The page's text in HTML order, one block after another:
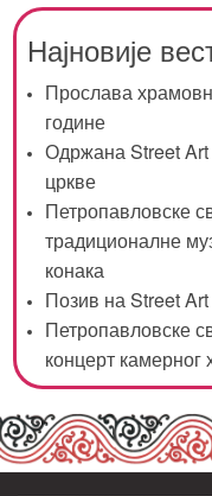
Најновије
Прослава
године
Одржана Street Art
цркве
Петропавловске
традиционалне
конака
Позив на Street
Петропавловске
концерт